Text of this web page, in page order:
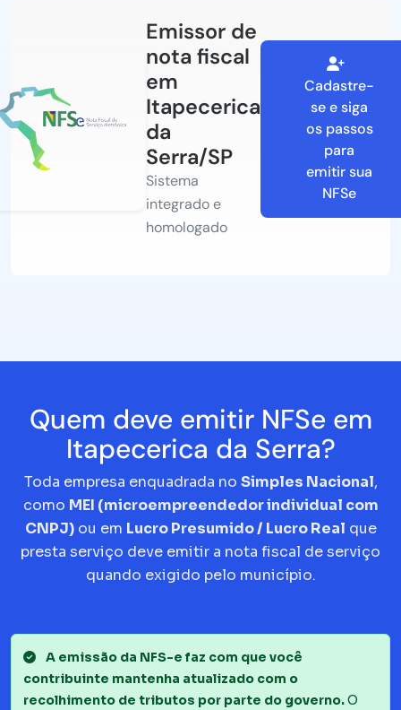
Emissor de
nota fiscal
em
Itapecerica
da
Serra/SP
Sistema
integrado e
homologado
Cadastre-
se e siga
os passos
para
emitir sua
NFSe
Quem deve emitir NFSe em
Itapecerica da Serra?
Toda empresa enquadrada no Simples Nacional,
como MEI (microempreendedor individual com
CNPJ)ou em Lucro Presumido / Lucro Real que
presta serviço deve emitir a nota fiscal de serviço
quando exigido pelo município.
A emissão da NFS-e faz com que você
contribuinte mantenha atualizado com o
recolhimento de tributos por parte do governo.O